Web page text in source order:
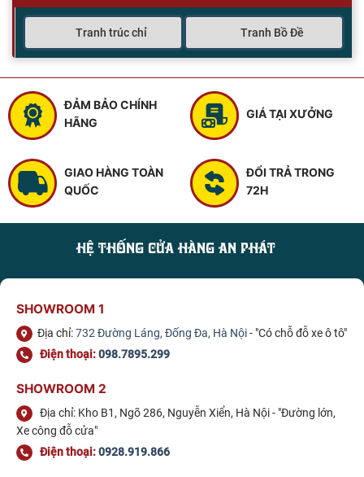
Tranh trúc chỉ Tranh Bồ Đề
ĐẢM BẢO CHÍNH
HÃNG
GIÁ TẠI XƯỞNG
GIAO HÀNG TOÀN
QUỐC
ĐỔI TRẢ TRONG
72H
HỆ THỐNG CỬA HÀNG AN PHÁT
SHOWROOM 1
Địa chỉ:732 Đường Láng, Đống Đa, Hà Nội- "Có chỗ đỗ xe ô tô"
Điện thoại:098.7895.299
SHOWROOM 2
Địa chỉ: Kho B1, Ngõ 286, Nguyễn Xiển, Hà Nội - "Đường lớn,
Xe công đỗ cửa"
Điện thoại:0928.919.866